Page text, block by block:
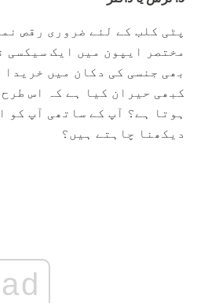
پٹی کلب کے لئے ضروری رقص
مختصر ایپون میں ایک سیکسی
بھی جنسی کی دکان میں
کبھی حیران کیا ہے کہ اس
ہوتا ہے؟ آپ کے ساتھی آپ کو
دیکھنا چاہتے ہیں؟
ad